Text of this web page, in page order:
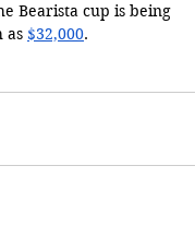
Bearista cup is being
as $32,000.